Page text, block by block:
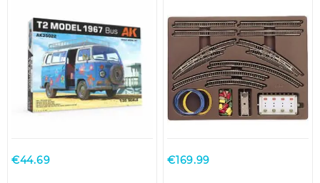
€44.69 €169.99